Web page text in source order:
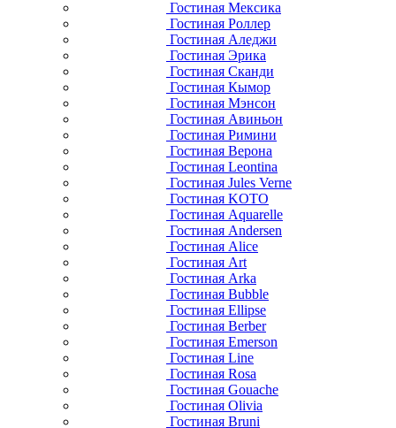
Гостиная Мексика
Гостиная Роллер
Гостиная Аледжи
Гостиная Эрика
Гостиная Сканди
Гостиная Кымор
Гостиная Мэнсон
Гостиная Авиньон
Гостиная Римини
Гостиная Верона
Гостиная Leontina
Гостиная Jules Verne
Гостиная KOTO
Гостиная Aquarelle
Гостиная Andersen
Гостиная Alice
Гостиная Art
Гостиная Arka
Гостиная Bubble
Гостиная Ellipse
Гостиная Berber
Гостиная Emerson
Гостиная Line
Гостиная Rosa
Гостиная Gouache
Гостиная Olivia
Гостиная Bruni